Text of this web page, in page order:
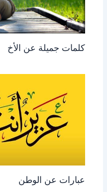
كلمات جميلة عن الأخ
عبارات عن الوطن